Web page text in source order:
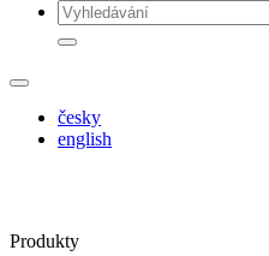
česky
english
Produkty